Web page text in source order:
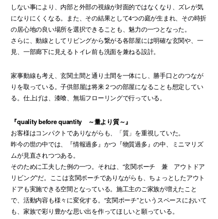
しない事により、内部と外部の視線が対面的ではなくなり、ズレが気
になりにくくなる。また、その結果として4つの庭が生まれ、その時折
の居心地の良い場所を選択できることも、魅力の一つとなった。
さらに、動線としてリビングから繋がる各部屋には明確な玄関や、一
見、一部廊下に見えるトイレ前も洗面を兼ねる設計。
家事動線も考え、玄関土間と通り土間を一体にし、勝手口とのつなが
りを取っている。子供部屋は将来２つの部屋になることも想定してい
る。仕上げは、漆喰、無垢フローリングで行っている。
『quality before quantity ～量より質～』
お客様はコンパクトでありながらも、「質」を重視していた。
昨今の世の中では、『情報過多』かつ『物質過多』の中、ミニマリズ
ムが見直されつつある。
そのために工夫した例の一つ。それは、“玄関ポーチ 兼 アウトドア
リビング”だ。ここは玄関ポーチでありながらも、ちょっとしたアウト
ドアも実施できる空間となっている。施工主のご家族が増えたこと
で、活動内容も様々に変化する。“玄関ポーチ”というスペースにおいて
も、家族で彩り豊かな思い出を作ってほしいと願っている。